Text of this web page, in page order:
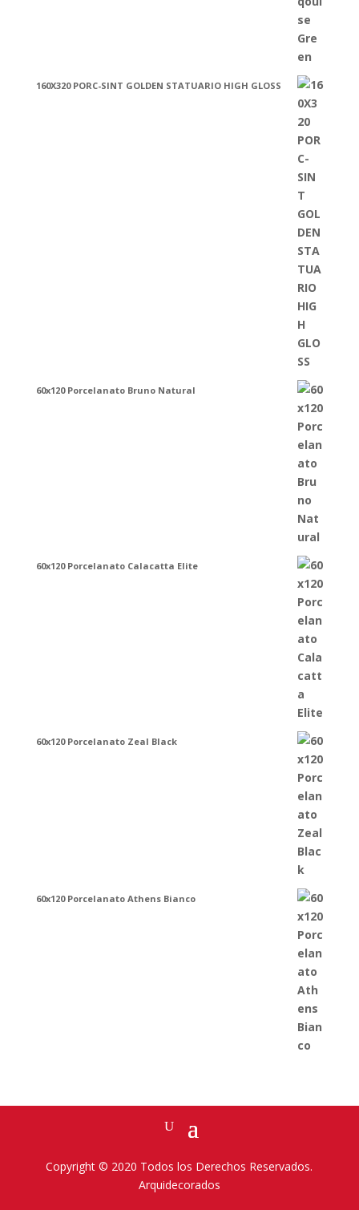
160X320 PORC-SINT GOLDEN STATUARIO HIGH GLOSS
60x120 Porcelanato Bruno Natural
60x120 Porcelanato Calacatta Elite
60x120 Porcelanato Zeal Black
60x120 Porcelanato Athens Bianco
Copyright © 2020 Todos los Derechos Reservados.
Arquidecorados